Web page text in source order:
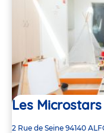
Les
Adresse
2 Rue de Seine 94140